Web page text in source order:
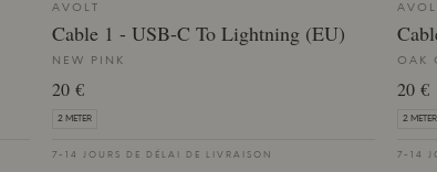
AVOLT
Cable 1 - USB-C To Lightning (EU)
NEW PINK
20 €
2 METER
7-14 JOURS DE DÉLAI DE LIVRAISON
OAK
20 €
2 METER
7-14